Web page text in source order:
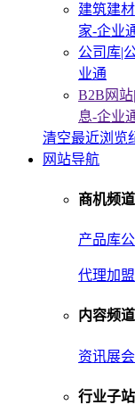
建筑建
家-企业
公司库|
业通
B2B网
息-企业
清空最近浏览
网站导航
商机频道
产品库
代理加盟
内容频道
资讯展
行业子站